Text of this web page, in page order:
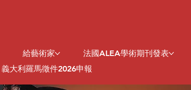
給藝術家 法國ALEA學術期刊發表
義大利羅馬徵件2026申報